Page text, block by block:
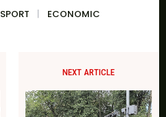
SPORT ECONOMIC
NEXT ARTICLE